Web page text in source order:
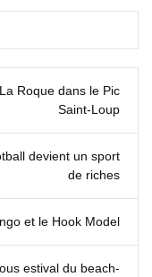
Roque dans le Pic
Saint‑Loup
devient un sport
de riches
et le Hook Model
estival du beach-